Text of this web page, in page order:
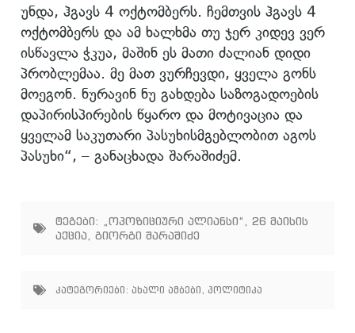
უნდა, ჰგავს 4 ოქტომბერს. ჩემთვის ჰგავს 4
ოქტომბერს და ამ ხალხმა თუ ჯერ კიდევ ვერ
ისწავლა ჭკუა, მაშინ ეს მათი ძალიან დიდი
პრობლემაა. მე მათ ვურჩევდი, ყველა გონს
მოეგონ. ნურავინ ნუ გახდება საზოგადოების
დაპირისპირების წყარო და მოტივაცია და
ყველამ საკუთარი პასუხისმგებლობით აგოს
პასუხი“, – განაცხადა შარაშიძემ.
ტეგები: „ოპოზიციური ალიანსი“
26 მაისის
აქცია
გიორგი შარაშიძე
კატეგორიები: ახალი ამბები , პოლიტიკა